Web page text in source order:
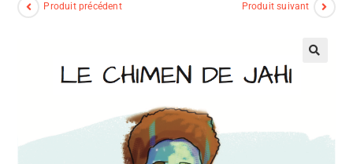
Produit précédent Produit suivant